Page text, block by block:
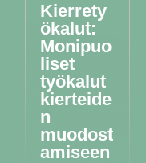
Kierrety
ökalut:
Monipuo
liset
työkalut
kierteide
n
muodost
amiseen